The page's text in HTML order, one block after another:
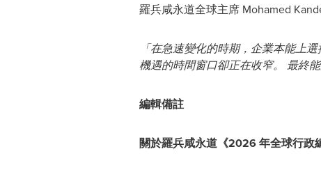
羅兵咸永道全球主席 Mohamed
「在急速變化的時期，企業本能上
機遇的時間窗口卻正在收窄。 最終
編輯備註
關於羅兵咸永道《2026 年全球行政